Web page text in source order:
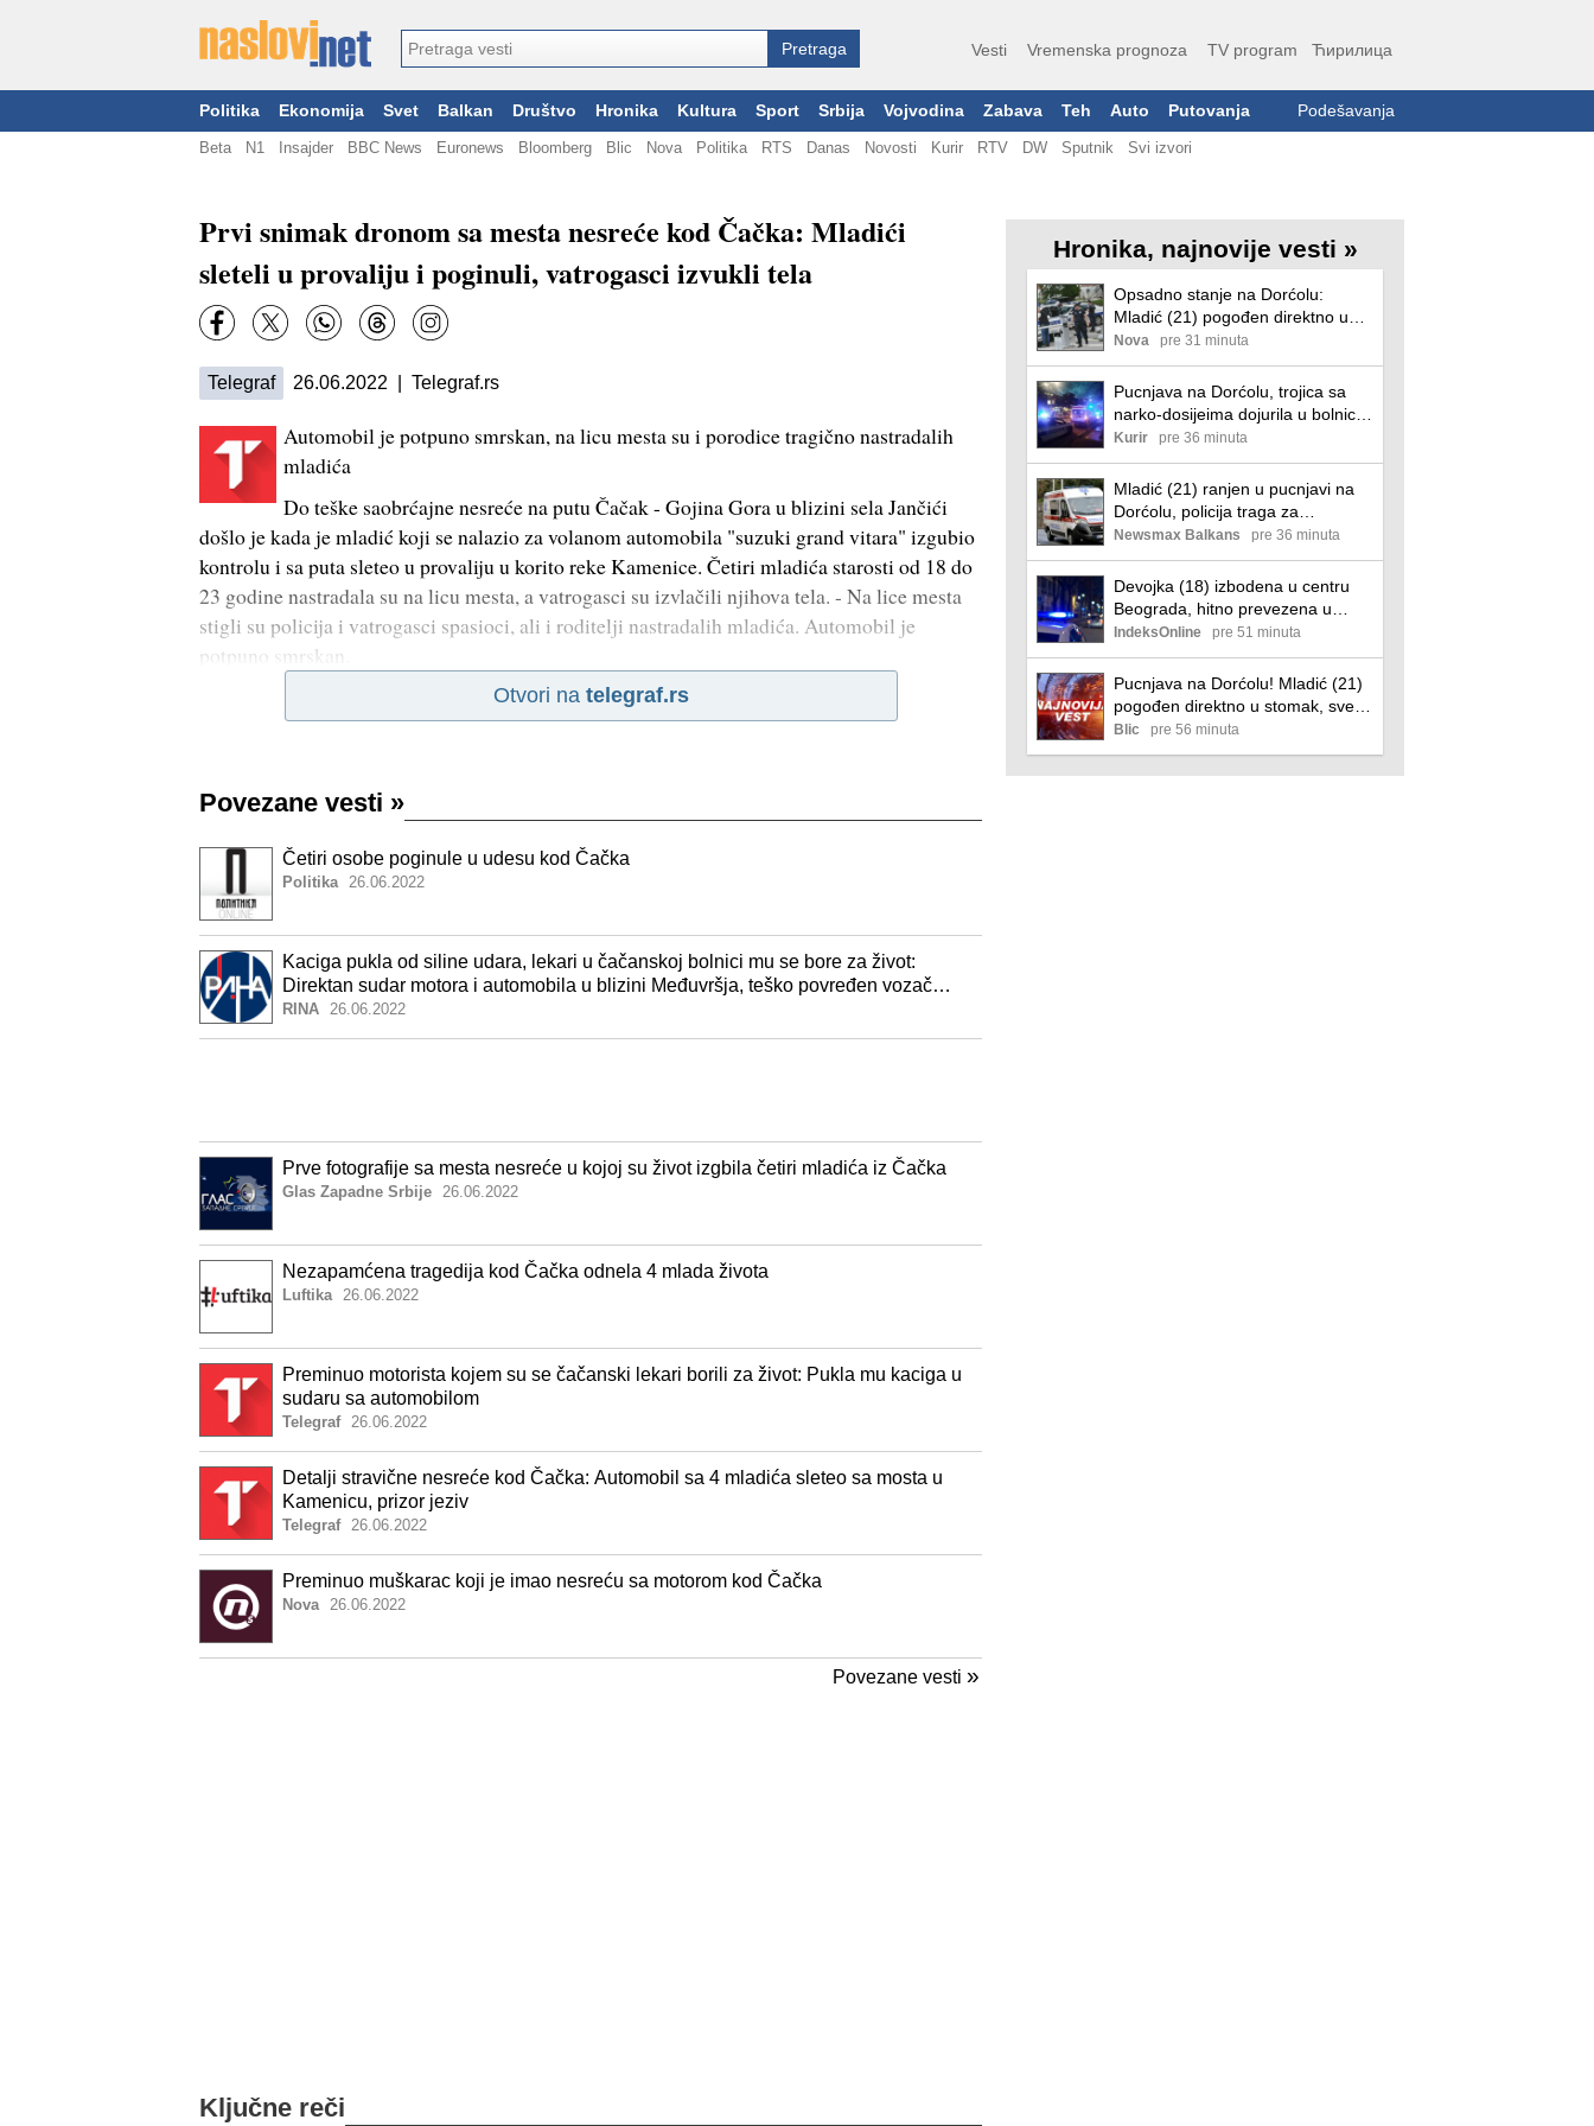
Vesti Vremenska prognoza TV program Ћирилица
Politika Ekonomija Svet Balkan Društvo Hronika Kultura Sport Srbija Vojvodina Zabava Teh Auto Putovanja Podešavanja
Beta N1 Insajder BBC News Euronews Bloomberg Blic Nova Politika RTS Danas Novosti Kurir RTV DW Sputnik Svi izvori
Prvi snimak dronom sa mesta nesreće kod Čačka: Mladići
sleteli u provaliju i poginuli, vatrogasci izvukli tela
Telegraf 26.06.2022 | Telegraf.rs
Automobil je potpuno smrskan, na licu mesta su i porodice tragično nastradalih
mladića
Do teške saobrćajne nesreće na putu Čačak - Gojina Gora u blizini sela Jančići
došlo je kada je mladić koji se nalazio za volanom automobila "suzuki grand vitara" izgubio
kontrolu i sa puta sleteo u provaliju u korito reke Kamenice. Četiri mladića starosti od 18 do
23 godine nastradala su na licu mesta, a vatrogasci su izvlačili njihova tela. - Na lice mesta
stigli su policija i vatrogasci spasioci, ali i roditelji nastradalih mladića. Automobil je
potpuno smrskan.
Otvori na telegraf.rs
Povezane vesti »
Četiri osobe poginule u udesu kod Čačka
Politika 26.06.2022
Kaciga pukla od siline udara, lekari u čačanskoj bolnici mu se bore za život:
Direktan sudar motora i automobila u blizini Međuvršja, teško povređen vozač
dvotočkaša
RINA 26.06.2022
Prve fotografije sa mesta nesreće u kojoj su život izgbila četiri mladića iz Čačka
Glas Zapadne Srbije 26.06.2022
Nezapamćena tragedija kod Čačka odnela 4 mlada života
Luftika 26.06.2022
Preminuo motorista kojem su se čačanski lekari borili za život: Pukla mu kaciga u
sudaru sa automobilom
Telegraf 26.06.2022
Detalji stravične nesreće kod Čačka: Automobil sa 4 mladića sleteo sa mosta u
Kamenicu, prizor jeziv
Telegraf 26.06.2022
Preminuo muškarac koji je imao nesreću sa motorom kod Čačka
Nova 26.06.2022
Povezane vesti »
Ključne reči
Hronika, najnovije vesti »
Opsadno stanje na Dorćolu:
Mladić (21) pogođen direktno u
stomak, drugovi ga dovezli u
Urgentni centar
Nova pre 31 minuta
Pucnjava na Dorćolu, trojica sa
narko-dosijeima dojurila u bolnicu!
Mladić (21) upucan u stomak,
policija pronašla čauru i metak
Kurir pre 36 minuta
Mladić (21) ranjen u pucnjavi na
Dorćolu, policija traga za
napadačima
Newsmax Balkans pre 36 minuta
Devojka (18) izbodena u centru
Beograda, hitno prevezena u
Urgentni centar
IndeksOnline pre 51 minuta
Pucnjava na Dorćolu! Mladić (21)
pogođen direktno u stomak, sve
prethodila žestoka tuča: Drugovi
ga dovezli u Urgentni, policija
češlja snimke sa kamera
Blic pre 56 minuta